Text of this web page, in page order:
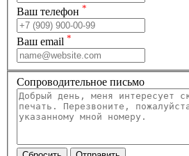
Ваш телефон *
Ваш email *
Сопроводительное письмо